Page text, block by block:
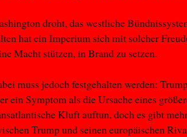
droht, das westliche
hat ein Imperium sich mit solcher
Macht stützen, in Brand zu setzen.
muss jedoch festgehalten werden:
ein Symptom als die Ursache eines
Kluft auftun, doch es gibt
Trump und seinen europäischen